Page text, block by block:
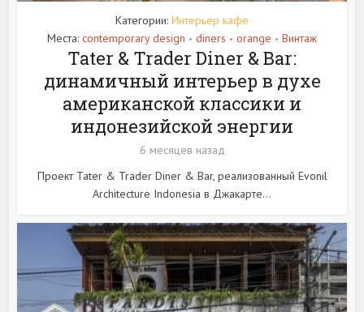
Категории: Интерьер кафе
Места: contemporary design • diners • orange • Винтаж
Tater & Trader Diner & Bar:
динамичный интерьер в духе
американской классики и
индонезийской энергии
6 месяцев назад
Проект Tater & Trader Diner & Bar, реализованный Evonil
Architecture Indonesia в Джакарте...